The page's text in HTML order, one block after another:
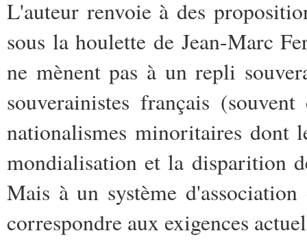
L'auteur renvoie à des
sous la houlette de Jean-Marc
ne mènent pas à un repli
souverainistes français
nationalismes minoritaires dont
mondialisation et la disparition
Mais à un système
correspondre aux exigences